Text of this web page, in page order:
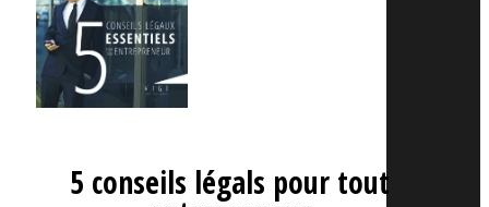
5 conseils légals pour tout